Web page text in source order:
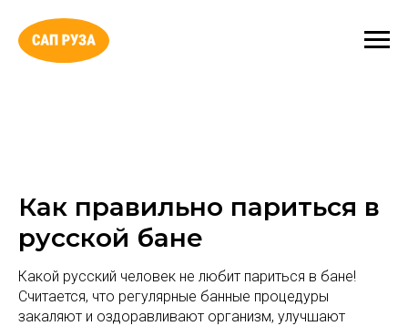
Как правильно париться в
русской бане
Какой русский человек не любит париться в бане!
Считается, что регулярные банные процедуры
закаляют и оздоравливают организм, улучшают